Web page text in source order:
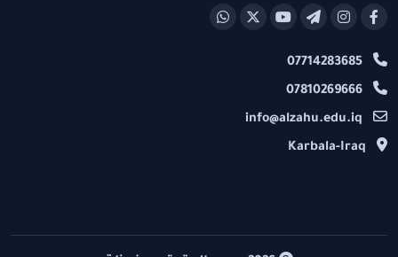
07714283685
07810269666
info@alzahu.edu.iq
Karbala-Iraq